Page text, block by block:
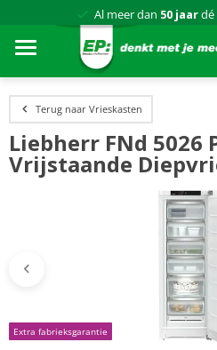
Al meer dan 50 jaardé
Terug naar Vrieskasten
Liebherr FNd 5026
Vrijstaande
Extra fabrieksgarantie